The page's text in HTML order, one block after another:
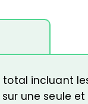
incluant
une seule